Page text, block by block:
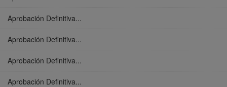
Aprobación Definitiva...
Aprobación Definitiva...
Aprobación Definitiva...
Aprobación Definitiva...